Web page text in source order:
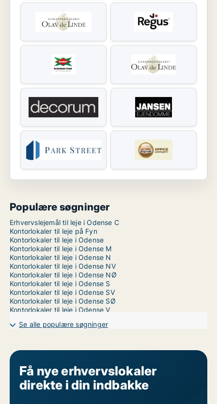
Populære søgninger
Erhvervslejemål til leje i Odense C
Kontorlokaler til leje på Fyn
Kontorlokaler til leje i Odense
Kontorlokaler til leje i Odense M
Kontorlokaler til leje i Odense N
Kontorlokaler til leje i Odense NV
Kontorlokaler til leje i Odense NØ
Kontorlokaler til leje i Odense S
Kontorlokaler til leje i Odense SV
Kontorlokaler til leje i Odense SØ
Kontorlokaler til leje i Odense V
Se alle populære søgninger
Få nye erhvervslokaler
direkte i din indbakke